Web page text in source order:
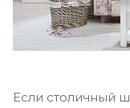
Если столичный